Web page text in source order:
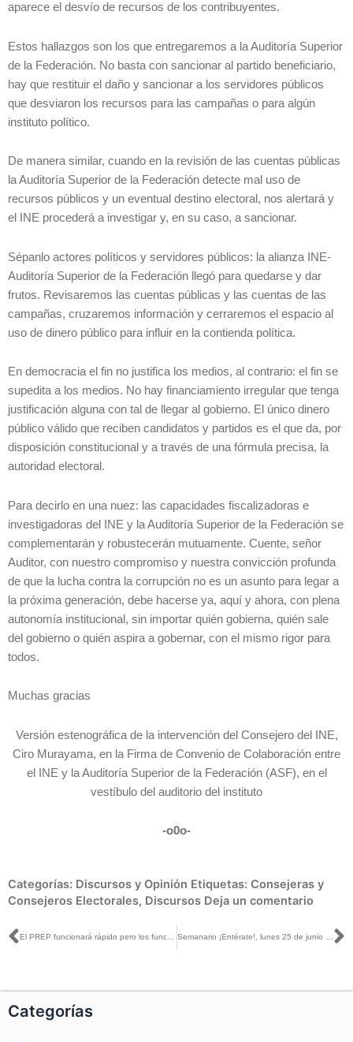
aparece el desvío de recursos de los contribuyentes.
Estos hallazgos son los que entregaremos a la Auditoría Superior
de la Federación. No basta con sancionar al partido beneficiario,
hay que restituir el daño y sancionar a los servidores públicos
que desviaron los recursos para las campañas o para algún
instituto político.
De manera similar, cuando en la revisión de las cuentas públicas
la Auditoría Superior de la Federación detecte mal uso de
recursos públicos y un eventual destino electoral, nos alertará y
el INE procederá a investigar y, en su caso, a sancionar.
Sépanlo actores políticos y servidores públicos: la alianza INE-
Auditoría Superior de la Federación llegó para quedarse y dar
frutos. Revisaremos las cuentas públicas y las cuentas de las
campañas, cruzaremos información y cerraremos el espacio al
uso de dinero público para influir en la contienda política.
En democracia el fin no justifica los medios, al contrario: el fin se
supedita a los medios. No hay financiamiento irregular que tenga
justificación alguna con tal de llegar al gobierno. El único dinero
público válido que reciben candidatos y partidos es el que da, por
disposición constitucional y a través de una fórmula precisa, la
autoridad electoral.
Para decirlo en una nuez: las capacidades fiscalizadoras e
investigadoras del INE y la Auditoría Superior de la Federación se
complementarán y robustecerán mutuamente. Cuente, señor
Auditor, con nuestro compromiso y nuestra convicción profunda
de que la lucha contra la corrupción no es un asunto para legar a
la próxima generación, debe hacerse ya, aquí y ahora, con plena
autonomía institucional, sin importar quién gobierna, quién sale
del gobierno o quién aspira a gobernar, con el mismo rigor para
todos.
Muchas gracias
Versión estenográfica de la intervención del Consejero del INE,
Ciro Murayama, en la Firma de Convenio de Colaboración entre
el INE y la Auditoría Superior de la Federación (ASF), en el
vestíbulo del auditorio del instituto
-o0o-
Categorías: Discursos y Opinión Etiquetas: Consejeras y
Consejeros Electorales, Discursos Deja un comentario
Ant
Categorías